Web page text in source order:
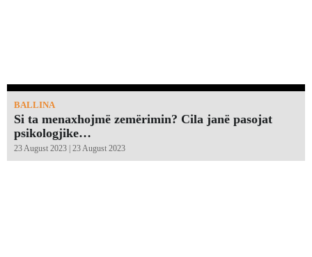
BALLINA
Si ta menaxhojmë zemërimin? Cila janë pasojat
psikologjike…
23 August 2023 | 23 August 2023